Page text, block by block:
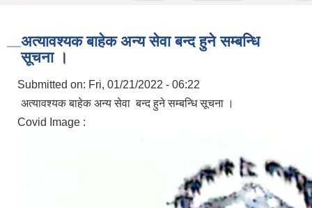
अत्यावश्यक बाहेक अन्य सेवा बन्द हुने सम्बन्धि
सूचना ।
Submitted on: Fri, 01/21/2022 - 06:22
अत्यावश्यक बाहेक अन्य सेवा बन्द हुने सम्बन्धि सूचना ।
Covid Image :